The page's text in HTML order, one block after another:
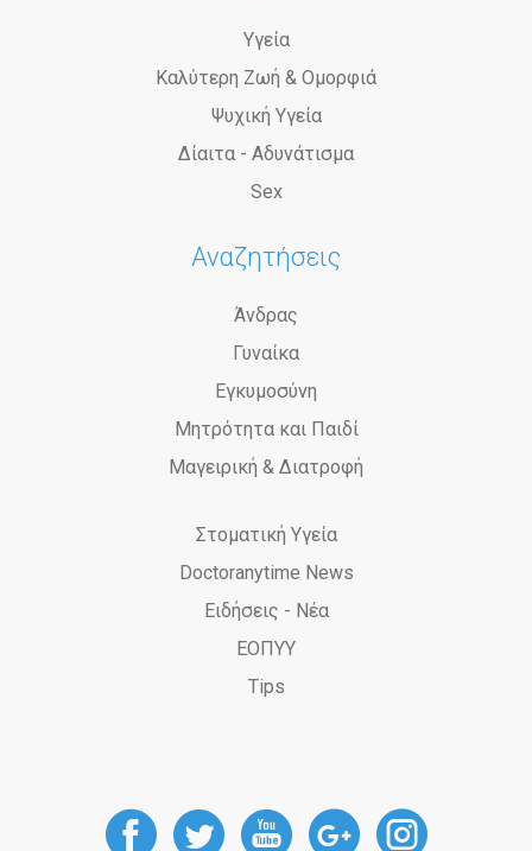
Υγεία
Καλύτερη Ζωή & Ομορφιά
Ψυχική Υγεία
Δίαιτα - Αδυνάτισμα
Sex
Αναζητήσεις
Άνδρας
Γυναίκα
Εγκυμοσύνη
Μητρότητα και Παιδί
Μαγειρική & Διατροφή
Στοματική Υγεία
Doctoranytime News
Ειδήσεις - Νέα
ΕΟΠΥΥ
Tips
DoctorAnyTime
DoctorAnyTime